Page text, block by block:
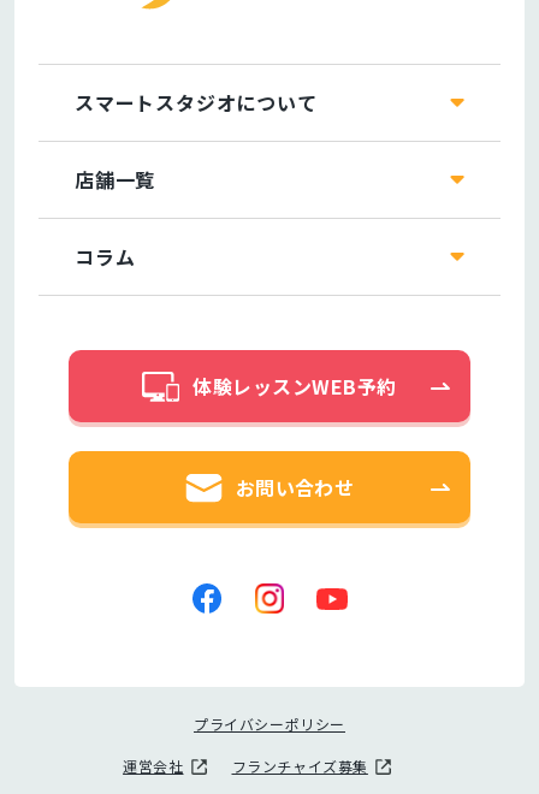
スマートスタジオについて
店舗一覧
コラム
体験レッスンWEB予約
お問い合わせ
プライバシーポリシー
運営会社
フランチャイズ募集